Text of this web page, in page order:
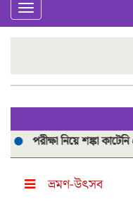
Toggle
navigation
পরীক্ষা নিয়ে শঙ্কা কাটেনি
ভ্রমণ-উৎসব